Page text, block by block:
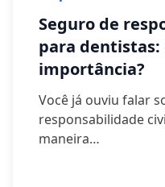
Seguro de
para dentistas:
importância?
Você já ouviu falar
responsabilidade
maneira…